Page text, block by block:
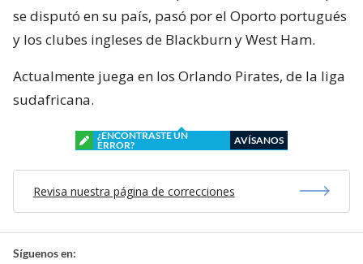
se disputó en su país, pasó por el Oporto portugués
y los clubes ingleses de Blackburn y West Ham.
Actualmente juega en los Orlando Pirates, de la liga
sudafricana.
¿ENCONTRASTE UN
ERROR?
AVÍSANOS
Revisa nuestra página de correcciones
Síguenos en: